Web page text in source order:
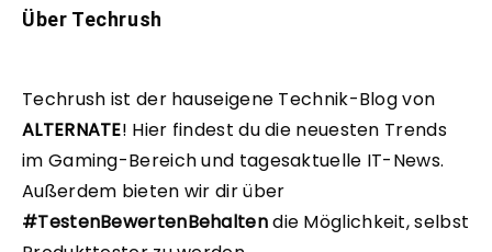
Über Techrush
Techrush ist der hauseigene Technik-Blog von
ALTERNATE! Hier findest du die neuesten Trends
im Gaming-Bereich und tagesaktuelle IT-News.
Außerdem bieten wir dir über
#TestenBewertenBehaltendie Möglichkeit, selbst